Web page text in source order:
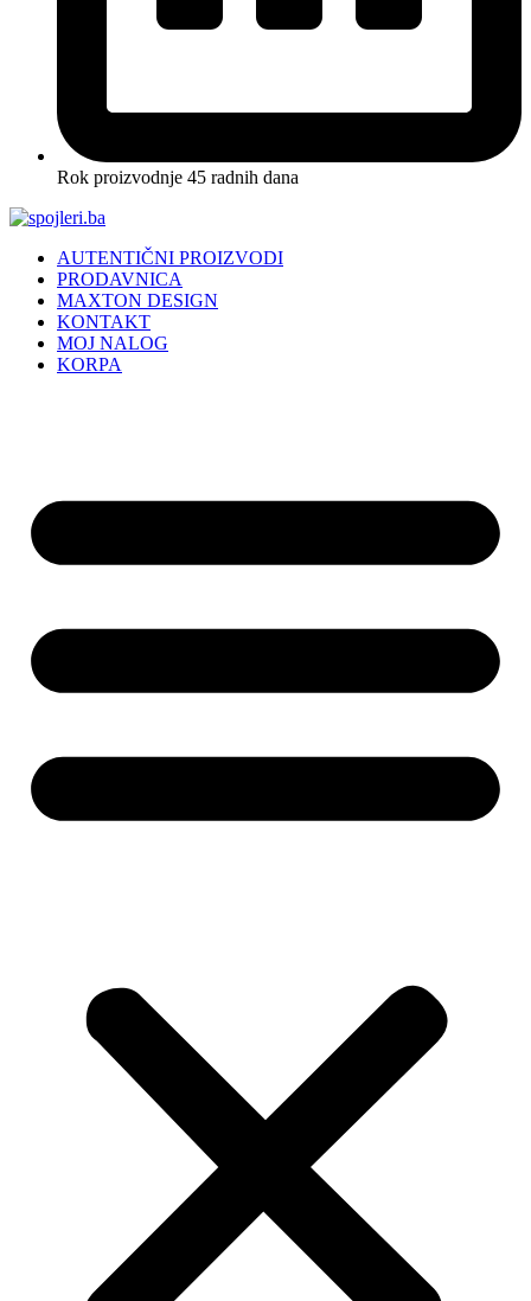
Rok proizvodnje 45 radnih dana
AUTENTIČNI PROIZVODI
PRODAVNICA
MAXTON DESIGN
KONTAKT
MOJ NALOG
KORPA